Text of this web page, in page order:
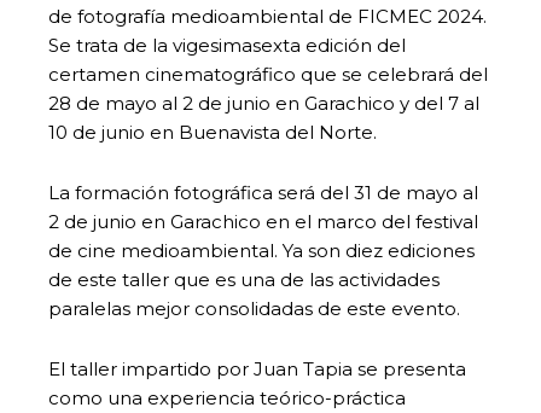
de fotografía medioambiental de FICMEC 2024.
Se trata de la vigesimasexta edición del
certamen cinematográfico que se celebrará del
28 de mayo al 2 de junio en Garachico y del 7 al
10 de junio en Buenavista del Norte.
La formación fotográfica será del 31 de mayo al
2 de junio en Garachico en el marco del festival
de cine medioambiental. Ya son diez ediciones
de este taller que es una de las actividades
paralelas mejor consolidadas de este evento.
El taller impartido por Juan Tapia se presenta
como una experiencia teórico-práctica